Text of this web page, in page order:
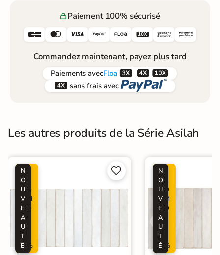
Paiement 100% sécurisé
     
Commandez maintenant, payez plus tard
Paiements avecFloa  
 sans frais avec 
Les autres produits de la Série Asilah
R
O
M
O
%
N
O
U
V
E
A
U
T
É


R
O
M
O
%
N
O
U
V
E
A
U
T
É